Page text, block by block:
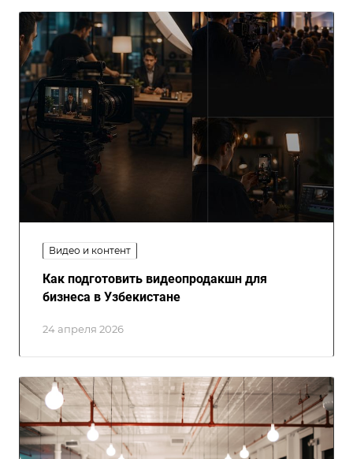
Видео и контент
24 апреля 2026
Как подготовить видеопродакшн для
бизнеса в Узбекистане